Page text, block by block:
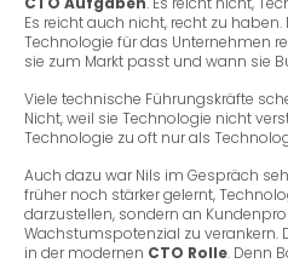
Es reicht auch nicht, recht zu
Technologie für das Unternehmen
sie zum Markt passt und wann sie
Viele technische Führungskräfte
Nicht, weil sie Technologie nicht
Technologie zu oft nur als
Auch dazu war Nils im Gespräch
früher noch stärker gelernt,
darzustellen, sondern an
Wachstumspotenzial zu verankern.
in der modernen CTO Rolle. Denn